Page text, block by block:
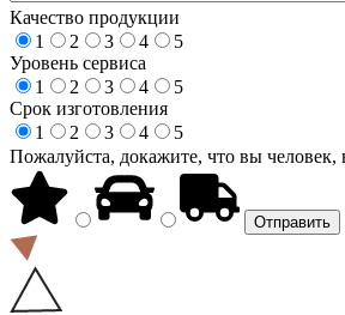
Качество продукции
1
2 3 4
5
Уровень сервиса
1
2 3 4
5
Срок изготовления
1
2 3 4
5
Пожалуйста, докажите, что вы человек,